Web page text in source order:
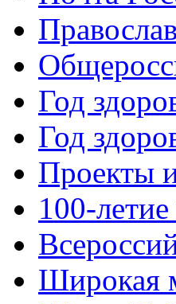
Год
Год
Проекты
100-
Широкая